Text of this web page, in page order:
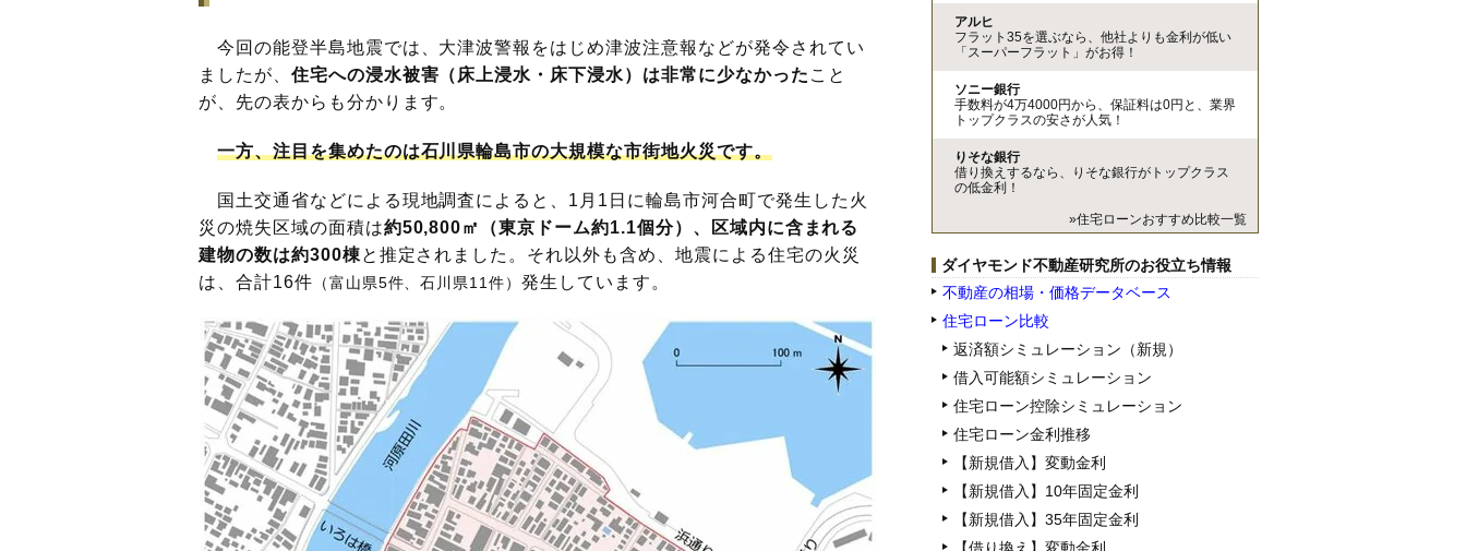
今回の能登半島地震では、大津波警報をはじめ津波注意報などが発令されてい
ましたが、 住宅への浸水被害（床上浸水・床下浸水）は非常に少なかった こと
が、先の表からも分かります。
一方、注目を集めたのは石川県輪島市の大規模な市街地火災です。
国土交通省などによる現地調査によると、1月1日に輪島市河合町で発生した火
災の焼失区域の面積は約50,800㎡（東京ドーム約1.1個分）、区域内に含まれる
建物の数は約300棟と推定されました。それ以外も含め、地震による住宅の火災
は、合計16件 （富山県5件、石川県11件）発生しています。
アルヒ
フラット35を選ぶなら、他社よりも金利が低い
「スーパーフラット」がお得！
ソニー銀行
手数料が4万4000円から、保証料は0円と、業界
トップクラスの安さが人気！
りそな銀行
借り換えするなら、りそな銀行がトップクラス
の低金利！
»住宅ローンおすすめ比較一覧
ダイヤモンド不動産研究所のお役立ち情報
不動産の相場・価格データベース
住宅ローン比較
返済額シミュレーション（新規）
借入可能額シミュレーション
住宅ローン控除シミュレーション
住宅ローン金利推移
【新規借入】変動金利
【新規借入】10年固定金利
【新規借入】35年固定金利
【借り換え】変動金利